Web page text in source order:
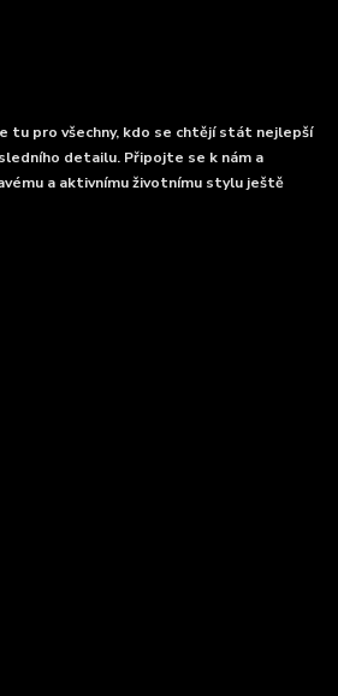
tu pro všechny, kdo se chtějí stát nejlepší
detailu. Připojte se k nám a
a aktivnímu životnímu stylu ještě